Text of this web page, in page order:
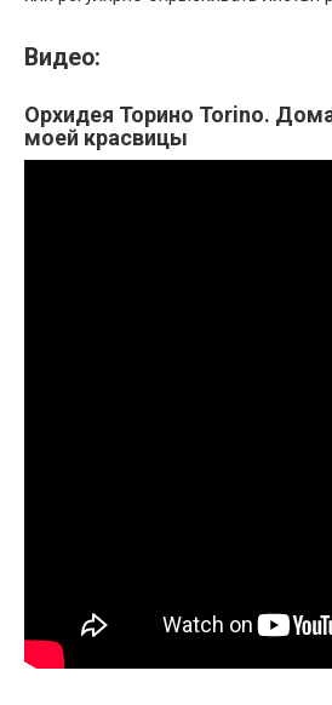
Видео:
Орхидея Торино Torino.
моей красвицы